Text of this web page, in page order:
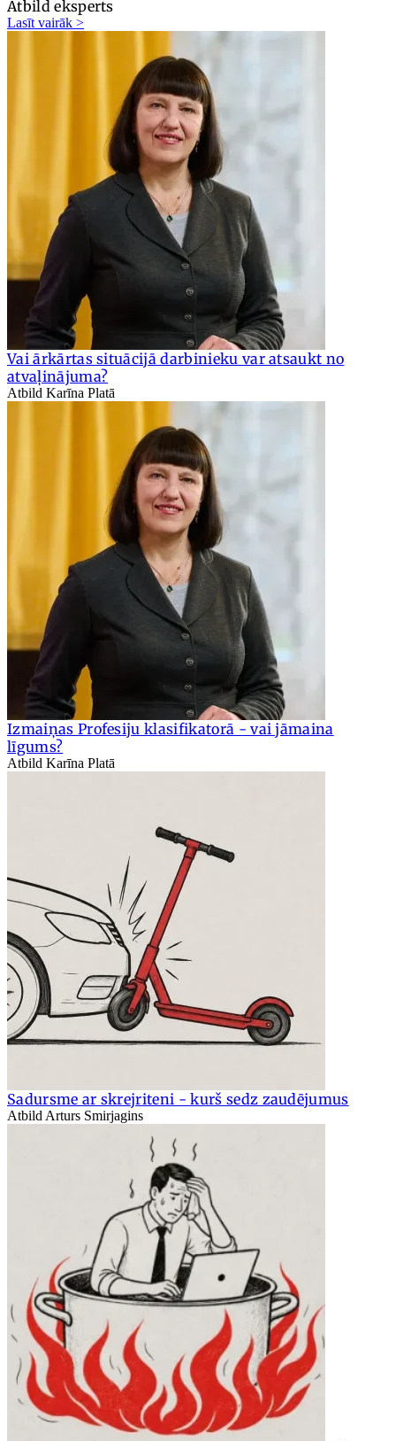
Atbild eksperts
Lasīt vairāk >
Vai ārkārtas situācijā darbinieku var atsaukt no
atvaļinājuma?
Atbild Karīna Platā
Izmaiņas Profesiju klasifikatorā - vai jāmaina
līgums?
Atbild Karīna Platā
Sadursme ar skrejriteni - kurš sedz zaudējumus
Atbild Arturs Smirjagins